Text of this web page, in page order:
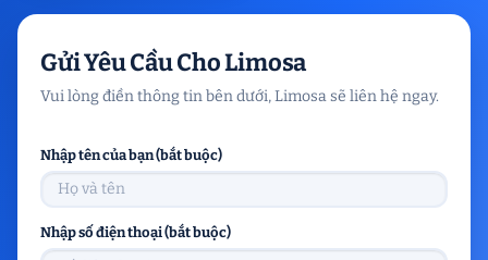
Gửi Yêu Cầu Cho Limosa
Vui lòng điền thông tin bên dưới, Limosa sẽ liên hệ ngay.
Nhập tên của bạn (bắt buộc)
Nhập số điện thoại (bắt buộc)